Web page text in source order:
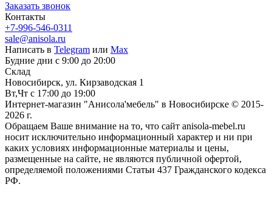
Заказать звонок
Контакты
+7-996-546-0311
sale@anisola.ru
Написать в Telegram или Max
Будние дни с 9:00 до 20:00
Склад
Новосибирск, ул. Кирзаводская 1
Вт,Чт с 17:00 до 19:00
Интернет-магазин "Анисола'мебель" в Новосибирске © 2015-
2026 г.
Обращаем Ваше внимание на то, что сайт anisola-mebel.ru
носит исключительно информационный характер и ни при
каких условиях информационные материалы и цены,
размещенные на сайте, не являются публичной офертой,
определяемой положениями Статьи 437 Гражданского кодекса
РФ.